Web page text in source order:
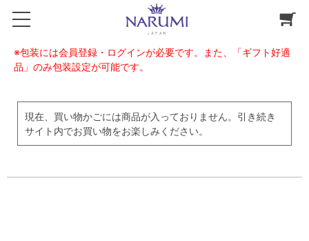
※包装には会員登録・ログインが必要です。また、「ギフト好適
品」のみ包装設定が可能です。
現在、買い物かごには商品が入っておりません。引き続き
サイト内でお買い物をお楽しみください。